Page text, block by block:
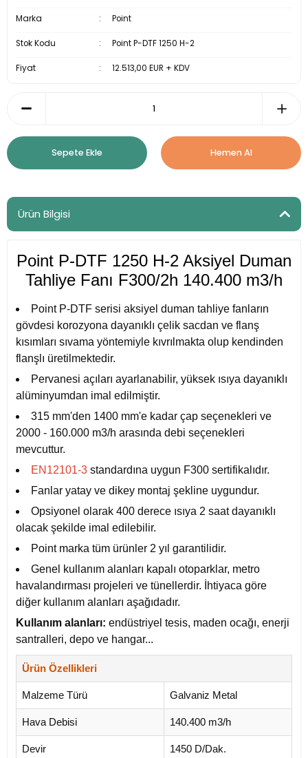
Marka Point
Stok Kodu Point P-DTF 1250 H-2
Fiyat 12.513,00 EUR + KDV
Sepete Ekle Hemen Al
Ürün Bilgisi
Point P-DTF 1250 H-2 Aksiyel Duman
Tahliye Fanı F300/2h 140.400 m3/h
Point P-DTF serisi aksiyel duman tahliye fanların
gövdesi korozyona dayanıklı çelik sacdan ve flanş
kısımları sıvama yöntemiyle kıvrılmakta olup kendinden
flanşlı üretilmektedir.
Pervanesi açıları ayarlanabilir, yüksek ısıya dayanıklı
alüminyumdan imal edilmiştir.
315 mm'den 1400 mm'e kadar çap seçenekleri ve
2000 - 160.000 m3/h arasında debi seçenekleri
mevcuttur.
EN12101-3 standardına uygun F300 sertifikalıdır.
Fanlar yatay ve dikey montaj şekline uygundur.
Opsiyonel olarak 400 derece ısıya 2 saat dayanıklı
olacak şekilde imal edilebilir.
Point marka tüm ürünler 2 yıl garantilidir.
Genel kullanım alanları kapalı otoparklar, metro
havalandırması projeleri ve tünellerdir. İhtiyaca göre
diğer kullanım alanları aşağıdadır.
Kullanım alanları: endüstriyel tesis, maden ocağı, enerji
santralleri, depo ve hangar...
Ürün Özellikleri
Malzeme Türü Galvaniz Metal
Hava Debisi 140.400 m3/h
Devir 1450 D/Dak.